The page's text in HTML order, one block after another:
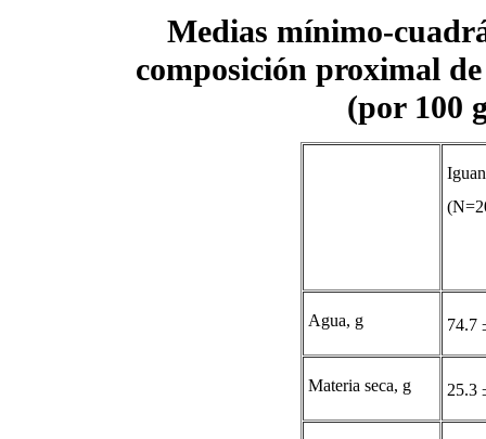
Medias mínimo-
composición proximal
(por 100
Agua, g 74.7
Materia seca, g 25.3